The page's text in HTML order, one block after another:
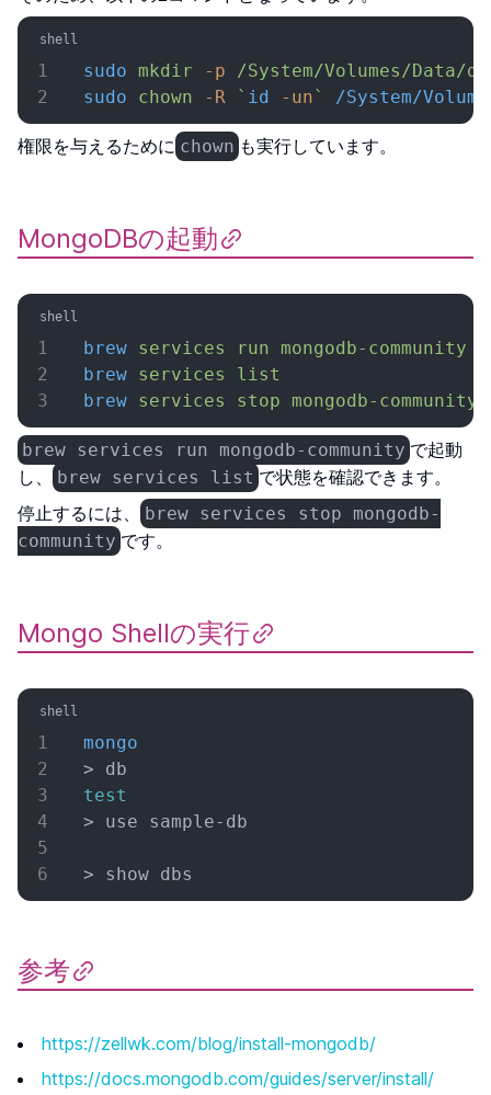
sudo mkdir -p /System/Volumes/Data/
sudo chown -R ` id -un ` /System/
権限を与えるために chown も実行しています。
MongoDBの起動
brew services run mongodb-community
brew services
list
brew services stop mongodb-community
brew services run mongodb-community で起動
し、
brew services list で状態を確認できます。
停止するには、
brew services stop mongodb-
community です。
Mongo Shellの実行
mongo
> db
test
> use sample-db
> show dbs
参考
https://zellwk.com/blog/install-mongodb/
https://docs.mongodb.com/guides/server/install/